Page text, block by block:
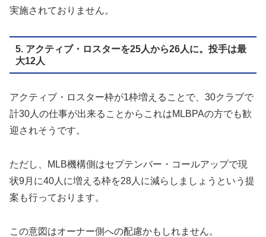
実施されておりません。
5. アクティブ・ロスターを25人から26人に。投手は最
大12人
アクティブ・ロスター枠が1枠増えることで、30クラブで
計30人の仕事が出来ることからこれはMLBPAの方でも歓
迎されそうです。
ただし、MLB機構側はセプテンバー・コールアップで現
状9月に40人に増える枠を28人に減らしましょうという提
案も行っております。
この意図はオーナー側への配慮かもしれません。